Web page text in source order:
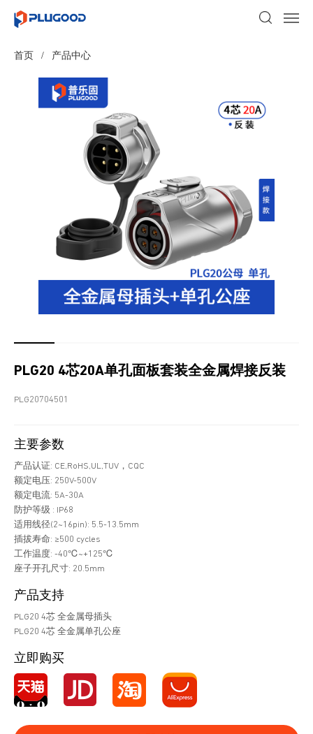
首页 / 产品中心
PLG20 4芯20A单孔面板套装全金属焊接反装
PLG20704501
主要参数
产品认证: CE,RoHS,UL,TUV，CQC
额定电压: 250V-500V
额定电流: 5A-30A
防护等级 : IP68
适用线径(2~16pin): 5.5-13.5mm
插拔寿命: ≥500 cycles
工作温度: -40℃~+125℃
座子开孔尺寸: 20.5mm
产品支持
PLG20 4芯 全金属母插头
PLG20 4芯 全金属单孔公座
立即购买